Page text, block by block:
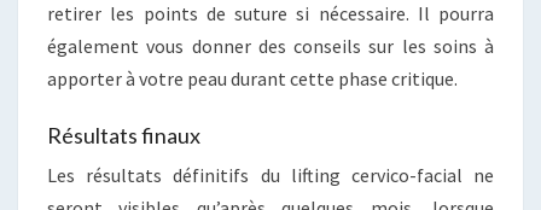
retirer les points de suture si nécessaire. Il pourra
également vous donner des conseils sur les soins à
apporter à votre peau durant cette phase critique.
Résultats finaux
Les résultats définitifs du lifting cervico-facial ne